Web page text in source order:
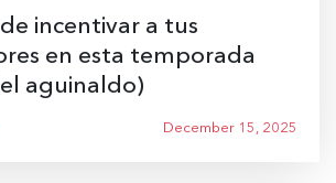
incentivar a tus
en esta temporada
aguinaldo)
December 15, 2025